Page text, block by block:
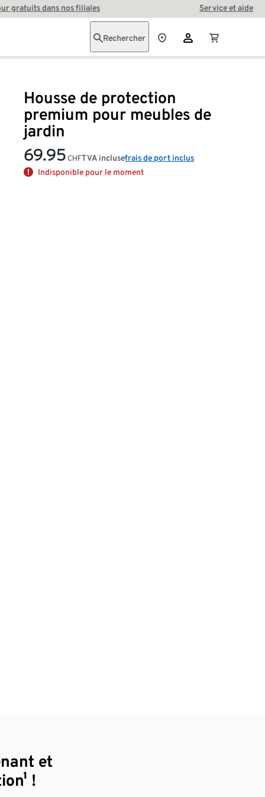
gratuits dans nos filiales Service et aide
Rechercher
Housse de protection
premium pour meubles de
jardin
69.95 CHFTVA inclusefrais de port inclus
Indisponible pour le moment
et
!